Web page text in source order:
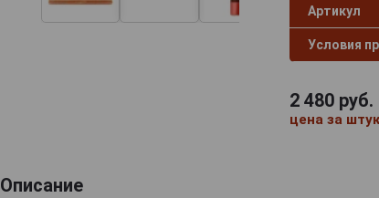
Артикул
Условия
2 480руб.
цена за
Описание